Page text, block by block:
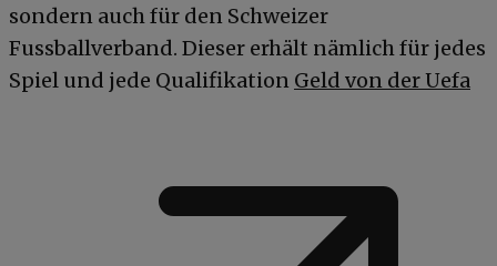
sondern auch für den Schweizer
Fussballverband. Dieser erhält nämlich für jedes
Spiel und jede Qualifikation Geld von der Uefa